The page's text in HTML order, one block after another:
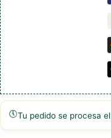
🕔Tu pedido se procesa el